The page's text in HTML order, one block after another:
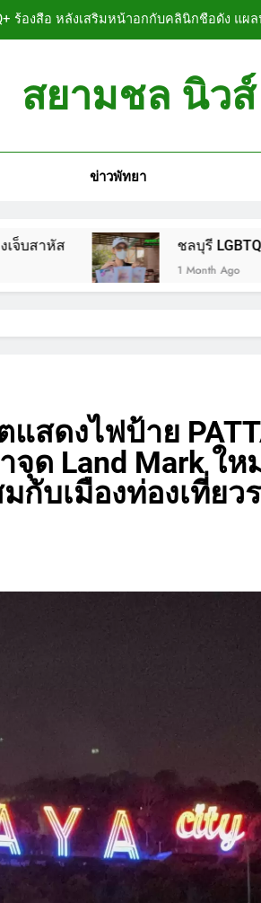
ร้องสื่อ หลังเสริมหน้าอกกับคลินิกชื่อดัง แผ
ชลบุรี ฉลุยก่อนหมดวาระ! สภาเมื
ร้องสื่อ หลังเสริมหน้าอกกับคลินิกชื่อดัง แ
ชลบุรี ฉลุยก่อนหมดวาระ! สภาเ
สยามชล นิวส์
ข่าวพัทยา
ชลบุรี LGBTQ+ ร้องสื่อ หลั
1 Month Ago
สดงไฟป้าย
จุด Land Mark ให
กับเมืองท่องเที่ยว